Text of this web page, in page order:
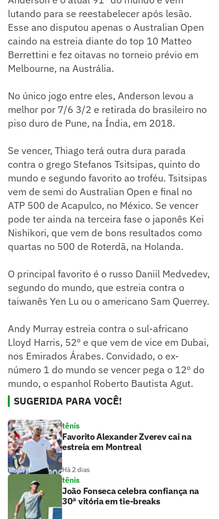
lutando para se reestabelecer após lesão.
Esse ano disputou apenas o Australian Open
caindo na estreia diante do top 10 Matteo
Berrettini e fez oitavas no torneio prévio em
Melbourne, na Austrália.
No único jogo entre eles, Anderson levou a
melhor por 7/6 3/2 e retirada do brasileiro no
piso duro de Pune, na Índia, em 2018.
Se vencer, Thiago terá outra dura parada
contra o grego Stefanos Tsitsipas, quinto do
mundo e segundo favorito ao troféu. Tsitsipas
vem de semi do Australian Open e final no
ATP 500 de Acapulco, no México. Se vencer
pode ter ainda na terceira fase o japonês Kei
Nishikori, que vem de bons resultados como
quartas no 500 de Roterdã, na Holanda.
O principal favorito é o russo Daniil Medvedev,
segundo do mundo, que estreia contra o
taiwanês Yen Lu ou o americano Sam Querrey.
Andy Murray estreia contra o sul-africano
Lloyd Harris, 52º e que vem de vice em Dubai,
nos Emirados Árabes. Convidado, o ex-
número 1 do mundo se vencer pega o 12º do
mundo, o espanhol Roberto Bautista Agut.
SUGERIDA PARA VOCÊ!
tênis
Favorito Alexander Zverev cai na
estreia em Montreal
Há 2 dias
tênis
João Fonseca celebra confiança na
30ª vitória em tie-breaks